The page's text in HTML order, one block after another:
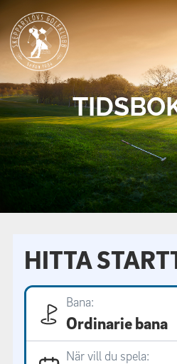
HITTA
Bana:
Ordinarie bana
När vill du spela: